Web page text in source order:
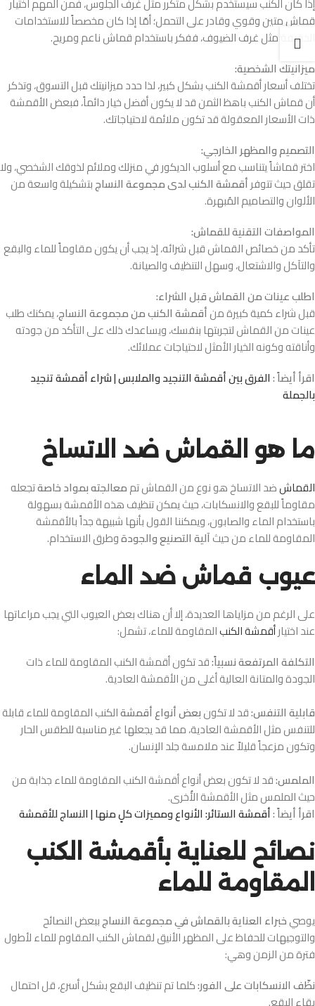
قماش متين وقوي وقادر على التحمل؛ أمّا إذا كان مخصصاً للاستخدامات
الخفيفة مثل غرف الضيوف، ففكر باستخدام قماش ناعم ومريح.
ميزانيتك الشخصية:
تختلف أسعار أقمشة الكنب بشكل كبير، لذا حدد ميزانيتك قبل التسوق، وتذكر
أن قماش الكنب باهظ الثمن قد لا يكون أفضل خيار دائماً، فبعض الأقمشة
ذات الأسعار المعقولة قد تكون ملائمة لاحتياجاتك.
التصميم والمظهر الخارجي:
اختر قماشاً يتناسب مع أسلوب الديكور في منزلك وملائم لذوقك الشخصي، ولا
تقلق حيث تتوفرأقمشة الكنب لدى مجموعة النساجبتشكيلة واسعة من
الألوان والتصاميم المُبهرة.
المواصفات التقنية للقماش:
تأكد من خصائص القماش قبل شرائه، إذ يجب أن يكون مقاوماً للماء والبقع
والتآكل والاشتعال، وسهل التنظيف والصيانة.
اطلب عينات من القماش قبل الشراء:
قبل شراء كمية كبيرة منأقمشة الكنب من مجموعة النساج، يمكنك طلب
عينات من القماش لتجربتها بنفسك، ويساعدك ذلك على التأكد من جودته
وأناقته وكونه الخيار الأمثل لاحتياجات عملائك.
اقرأ أيضاً :الفرق بين أقمشة التنجيد والملابس | شراء أقمشة تنجيد
بالجملة
ما هو القماش ضد الاتساخ
القماشضد الاتساخ هو نوع من القماش تممعالجته بمواد خاصةتجعله
مقاوماً للبقع والانسكابات، حيث يمكن تنظيف هذه الأقمشة بسهولة
باستخدام الماء والصابون، ويمكننا القول بأنها شبيهة جداً بالأقمشة
المقاومة للماء من حيثآلية التصنيع والجودةوطرق الاستخدام.
عيوب قماش ضد الماء
على الرغم من مزاياها العديدة، إلا أن هناك بعض العيوب التي يجب مراعاتها
عند اختيارأقمشة الكنبالمقاومة للماء، تشمل:
التكلفة المرتفعة نسبياً:قد تكون أقمشة الكنب المقاومة للماء ذات
الجودة والمتانة العالية أغلى من الأقمشة العادية.
قابلية التنفس:قد لا تكونبعض أنواع أقمشةالكنب المقاومة للماء قابلة
للتنفس مثل الأقمشة العادية، مما قد يجعلها غير مناسبة للطقس الحار
وتكون مزعجاً قليلاً عند ملامسة جلد الإنسان.
الملمس:قد لا تكون بعض أنواع أقمشة الكنب المقاومة للماء جذابة من
حيث الملمس مثل الأقمشة الأُخرى.
اقرأ أيضاً :أقمشة الستائر: الأنواع ومميزات كلٍ منها | النساج للأقمشة
نصائح للعناية بأقمشة الكنب
المقاومة للماء
يوصيخبراء العناية بالقماش في مجموعة النساجببعض النصائح
والتوجيهات للحفاظ على المظهر الأنيق لقماش الكنب المقاوم للماء لأطول
فترة من الزمن وهي:
نظّف الانسكابات على الفور:كلما تم تنظيف البقع بشكل أسرع، قل احتمال
بقاء البقع.